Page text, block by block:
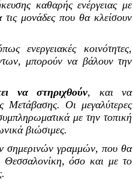
καθαρής ενέργειας με
μονάδες που θα κλείσουν
ενεργειακές κοινότητες,
μπορούν να βάλουν την
να στηριχθούν, και να
Μετάβασης. Οι μεγαλύτερες
με την τοπική
βιώσιμες.
σημερινών γραμμών, που θα
Θεσσαλονίκη, όσο και με το